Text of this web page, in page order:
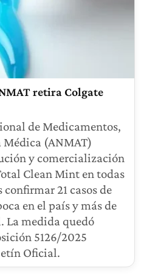
retira Colgate
de Medicamentos,
(ANMAT)
y comercialización
Clean Mint en todas
21 casos de
en el país y más de
La medida quedó
5126/2025
Oficial.